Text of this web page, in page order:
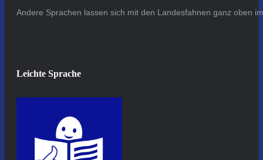
Andere Sprachen lassen sich mit den Landesfahnen ganz oben
Leichte Sprache